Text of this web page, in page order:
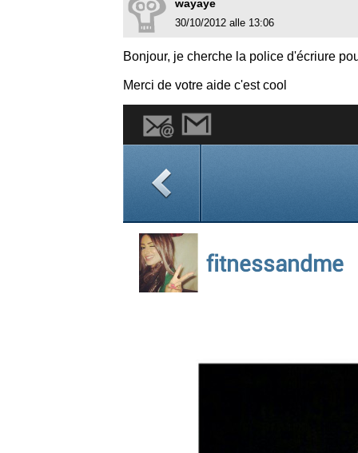
wayaye
30/10/2012 alle 13:06
Bonjour, je cherche la police d'écriure
Merci de votre aide c'est cool